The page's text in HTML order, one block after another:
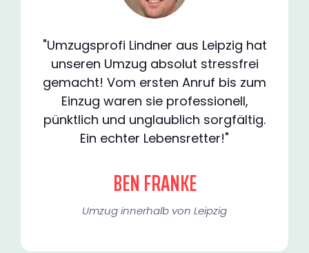
"Umzugsprofi Lindner aus Leipzig hat
unseren Umzug absolut stressfrei
gemacht! Vom ersten Anruf bis zum
Einzug waren sie professionell,
pünktlich und unglaublich sorgfältig.
Ein echter Lebensretter!"
BEN FRANKE
Umzug innerhalb von Leipzig​